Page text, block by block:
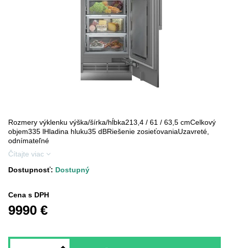
Rozmery výklenku výška/šírka/hĺbka213,4 / 61 / 63,5 cmCelkový
objem335 lHladina hluku35 dBRiešenie zosieťovaniaUzavreté,
odnímateľné
Čítajte viac
Dostupnosť: Dostupný
Cena s DPH
9990 €